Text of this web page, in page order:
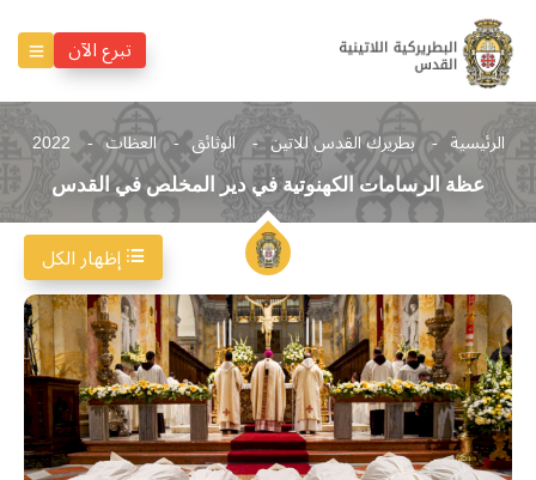
تبرع الآن
الرئيسية بطريرك القدس للاتين الوثائق العظات 2022
عظة الرسامات الكهنوتية في دير المخلص في القدس
إظهار الكل